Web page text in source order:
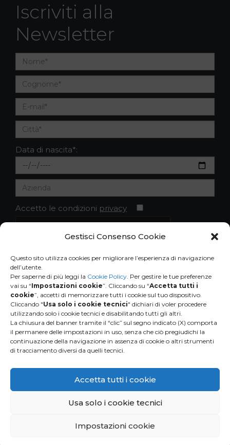
Gestisci Consenso Cookie
Questo sito utilizza cookies per migliorare l’esperienza di navigazione
dell’utente.
Per saperne di più leggi la Cookie Policy. Per gestire le tue preferenze
vai su “Impostazioni cookie”. Cliccando su “Accetta tutti i
cookie”, accetti di memorizzare tutti i cookie sul tuo dispositivo.
Cliccando "Usa solo i cookie tecnici" dichiari di voler procedere
utilizzando solo i cookie tecnici e disabilitando tutti gli altri.
La chiusura del banner tramite il “clic” sul segno indicato (X) comporta
il permanere delle impostazioni in uso, senza che ciò pregiudichi la
continuazione della navigazione in assenza di cookie o altri strumenti
di tracciamento diversi da quelli tecnici.
Accetta tutti i cookie
Usa solo i cookie tecnici
Impostazioni cookie
Iscriviti alla
Newsletter
Data di nascita*:
Accetto le condizioni privacy
20006 Pregnana Milanese (MI)
Tel. 02-9396401
info@humanaitalia.org